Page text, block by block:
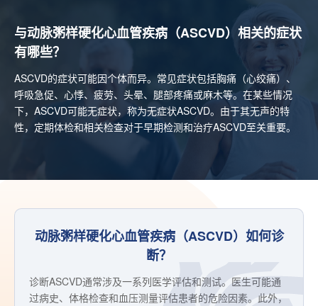
与动脉粥样硬化心血管疾病（ASCVD）相关的症状
有哪些？
ASCVD的症状可能因个体而异。常见症状包括胸痛（心绞痛）、
呼吸急促、心悸、疲劳、头晕、腿部疼痛或麻木等。在某些情况
下，ASCVD可能无症状，称为无症状ASCVD。由于其无声的特
性，定期体检和相关检查对于早期检测和治疗ASCVD至关重要。
动脉粥样硬化心血管疾病（ASCVD）如何诊
断？
诊断ASCVD通常涉及一系列医学评估和测试。医生可能通
过病史、体格检查和血压测量评估患者的危险因素。此外，